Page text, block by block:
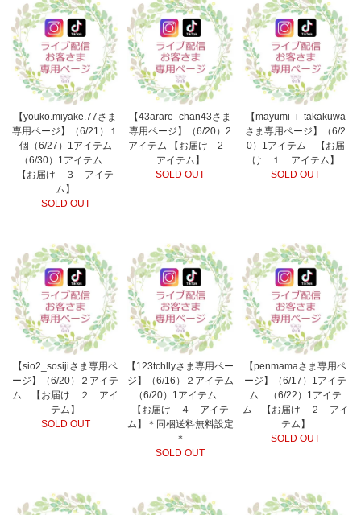
【youko.miyake.77さま
専用ページ】（6/21）１
個（6/27）1アイテム
（6/30）1アイテム
【お届け ３ アイテ
ム】
SOLD OUT
【43arare_chan43さま
専用ページ】（6/20）2
アイテム 【お届け 2
アイテム】
SOLD OUT
【mayumi_i_takakuwa
さま専用ページ】（6/2
0）1アイテム 【お届
け １ アイテム】
SOLD OUT
【sio2_sosijiさま専用ペ
ージ】（6/20）２アイテ
ム 【お届け ２ アイ
テム】
SOLD OUT
【123tchllyさま専用ペー
ジ】（6/16）２アイテム
（6/20）1アイテム
【お届け ４ アイテ
ム】＊同梱送料無料設定
＊
SOLD OUT
【penmamaさま専用ペ
ージ】（6/17）1アイテ
ム （6/22）1アイテ
ム 【お届け ２ アイ
テム】
SOLD OUT